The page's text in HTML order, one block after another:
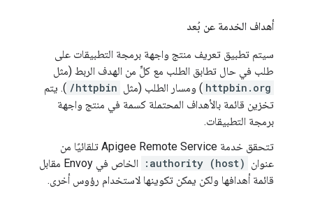
أهداف الخدمة عن بُعد
سيتم تطبيق تعريف منتج واجهة برمجة التطبيقات على
طلب في حال تطابق الطلب مع كلٍّ من الهدف الربط (مثل
httpbin.org ) ومسار الطلب (مثل /httpbin ). يتم
تخزين قائمة بالأهداف المحتملة كسمة في منتج واجهة
برمجة التطبيقات.
تتحقق خدمة Apigee Remote Service تلقائيًا من
عنوان :authority (host)
الخاص في Envoy مقابل
قائمة أهدافها ولكن يمكن تكوينها لاستخدام رؤوس أخرى.